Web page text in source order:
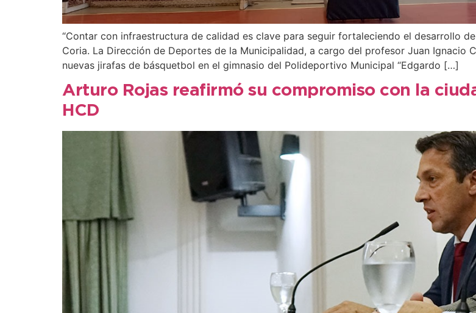
“Contar con infraestructura de calidad es clave para seguir fortaleciendo el desarrollo
Coria. La Dirección de Deportes de la Municipalidad, a cargo del profesor Juan Ignacio
nuevas jirafas de básquetbol en el gimnasio del Polideportivo Municipal “Edgardo […]
Arturo Rojas reafirmó su compromiso con la
HCD